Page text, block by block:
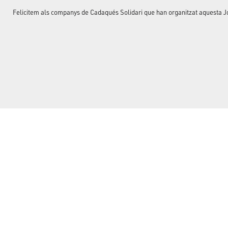
Felicitem als companys de Cadaqués Solidari que han organitzat aquesta